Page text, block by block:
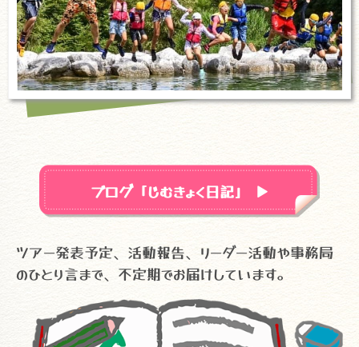
ブログ「じむきょく日記」 ▼
ツアー発表予定、活動報告、リーダー活動や事務局
のひとり言まで、不定期でお届けしています。